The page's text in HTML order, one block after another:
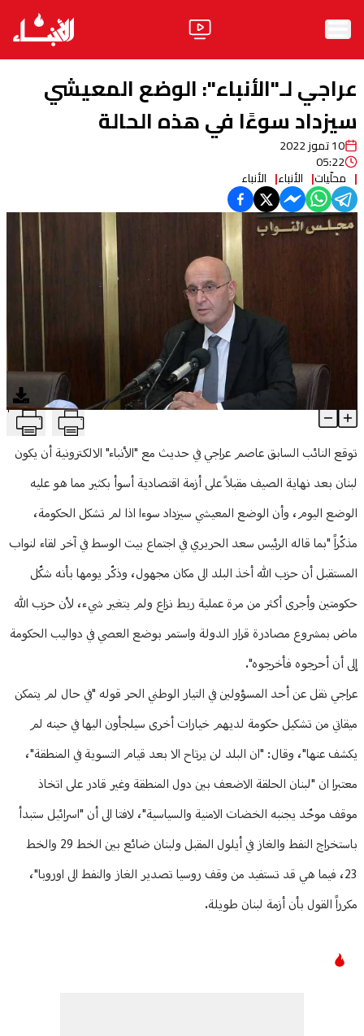
الأخبار
ثقافة ومجتمع
منوعات
آراء
فيديو
مواقف
عراجي لـ"الأنباء": الوضع المعيشي
سيزداد سوءًا في هذه الحالة
10 تموز 2022
05:22
محلّيات الأنباء الأنباء
عراجي لـ"الأنباء": الوضع المعيشي سيزداد سوءًا في هذه الحالة T
Article Content
توقع النائب السابق عاصم عراجي في حديث مع "الأنباء" الالكترونية أن يكون
لبنان بعد نهاية الصيف مقبلاً على أزمة اقتصادية أسوأ بكثير مما هو عليه
الوضع اليوم، وأن الوضع المعيشي سيزداد سوءا اذا لم تشكل الحكومة،
مذكّراً "بما قاله الرئيس سعد الحريري في اجتماع بيت الوسط في آخر لقاء لنواب
المستقبل أن حزب الله أخذ البلد الى مكان مجهول، وذكّر يومها بأنه شكّل
حكومتين وأجرى أكثر من مرة عملية ربط نزاع ولم يتغير شيء، لأن حزب الله
ماض بمشروع مصادرة قرار الدولة واستمر بوضع العصي في دواليب الحكومة
إلى أن أحرجوه فأخرجوه".
عراجي نقل عن أحد المسؤولين في التيار الوطني الحر قوله "في حال لم يتمكن
ميقاتي من تشكيل حكومة لديهم خيارات أخرى سيلجأون اليها في حينه لم
يكشف عنها"، وقال: "ان البلد لن يرتاح الا بعد قيام التسوية في المنطقة"،
معتبرا ان "لبنان الحلقة الاضعف بين دول المنطقة وغير قادر على اتخاذ
موقف موحّد يجنبه الخضات الامنية والسياسية"، لافتا الى أن "اسرائيل ستبدأ
باستخراج النفط والغاز في أيلول المقبل ولبنان ضائع بين الخط 29 والخط
23، فيما هي قد تستفيد من وقف روسيا تصدير الغاز والنفط الى اوروبا"،
مكرراً القول بأن أزمة لبنان طويلة.